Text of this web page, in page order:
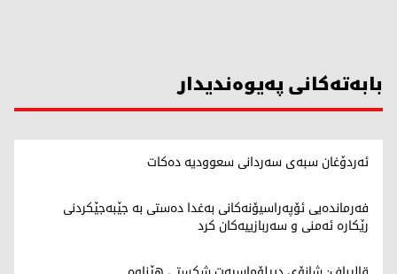
بابەتەکانی پەیوەندیدار
ئەردۆغان سبەی سەردانی سعوودیە دەکات
فەرماندەیی ئۆپەراسیۆنەکانی بەغدا دەستی بە جێبەجێکردنی
رێکارە ئەمنی و سەربازییەکان کرد